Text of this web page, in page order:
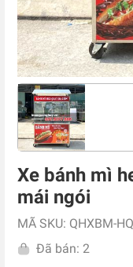
Xe bánh mì
mái ngói
MÃ SKU: QHXBM-
Đã bán: 2